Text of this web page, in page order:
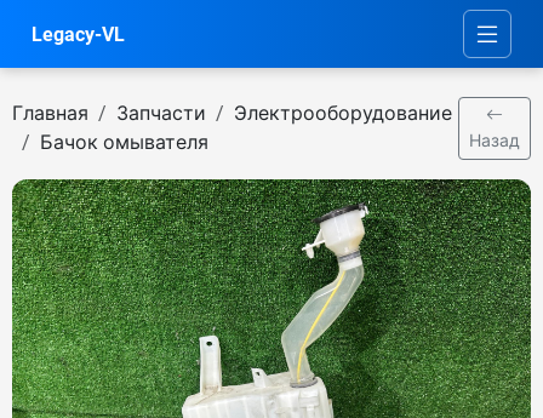
Legacy-VL
Главная Запчасти
Электрооборудование
Бачок омывателя
Назад